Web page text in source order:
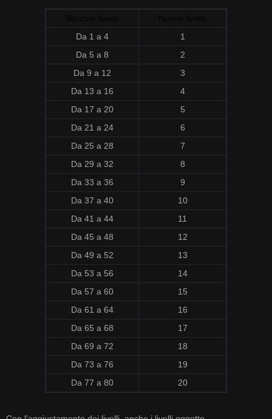
Da 1 a 4
1
Da 5 a 8
2
Da 9 a 12
3
Da 13 a 16
4
Da 17 a 20
5
Da 21 a 24
6
Da 25 a 28
7
Da 29 a 32
8
Da 33 a 36
9
Da 37 a 40
10
Da 41 a 44
11
Da 45 a 48
12
Da 49 a 52
13
Da 53 a 56
14
Da 57 a 60
15
Da 61 a 64
16
Da 65 a 68
17
Da 69 a 72
18
Da 73 a 76
19
Da 77 a 80 20